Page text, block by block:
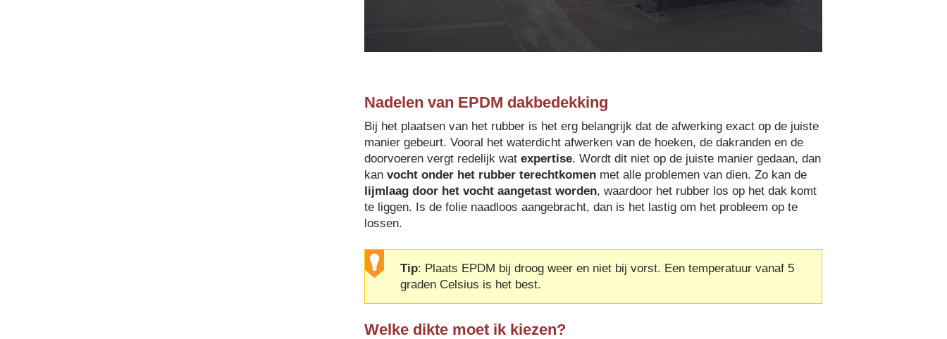
Nadelen van EPDM dakbedekking
Bij het plaatsen van het rubber is het erg belangrijk dat de afwerking exact op de juiste
manier gebeurt. Vooral het waterdicht afwerken van de hoeken, de dakranden en de
doorvoeren vergt redelijk wat expertise. Wordt dit niet op de juiste manier gedaan, dan
kan vocht onder het rubber terechtkomen met alle problemen van dien. Zo kan de
lijmlaag door het vocht aangetast worden, waardoor het rubber los op het dak komt
te liggen. Is de folie naadloos aangebracht, dan is het lastig om het probleem op te
lossen.
Tip: Plaats EPDM bij droog weer en niet bij vorst. Een temperatuur vanaf 5
graden Celsius is het best.
Welke dikte moet ik kiezen?